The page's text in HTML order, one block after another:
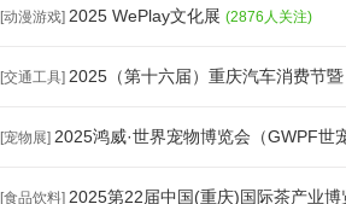
[动漫游戏] 2025 WePlay文化展 (2876人关注)
[交通工具] 2025（第十六届）重庆汽车消费节
[宠物展] 2025鸿威·世界宠物博览会（GWPF世
[食品饮料] 2025第22届中国(重庆)国际茶产业博